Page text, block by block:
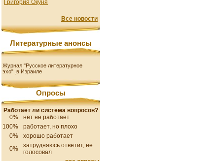
Григория Окуня
Все новости
Литературные анонсы
Журнал "Русское литературное
эхо" в Израиле
Опросы
Работает ли система вопросов?
0%
нет не работает
100%
работает, но плохо
0%
хорошо работает
0%
затрудняюсь ответит, не
голосовал